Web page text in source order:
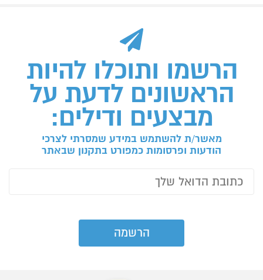
הרשמו ותוכלו להיות
הראשונים לדעת על
מבצעים ודילים:
מאשר/ת להשתמש במידע שמסרתי לצרכי
הודעות ופרסומות כמפורט בתקנון שבאתר